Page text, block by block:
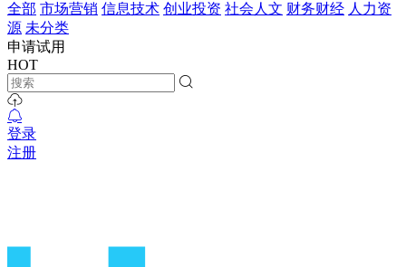
全部 市场营销 信息技术 创业投资 社会人文 财务财经 人力资
源 未分类
申请试用
HOT
登录
注册